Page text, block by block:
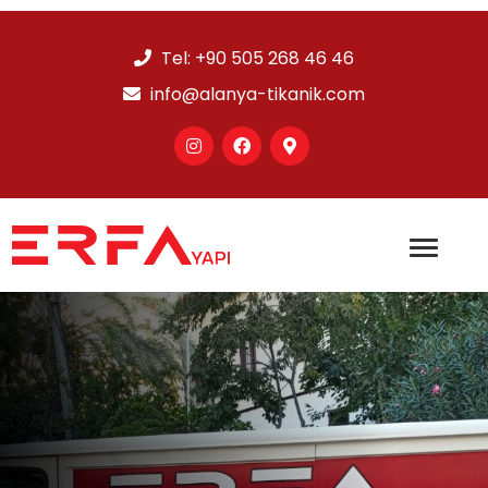
Tel: +90 505 268 46 46
info@alanya-tikanik.com